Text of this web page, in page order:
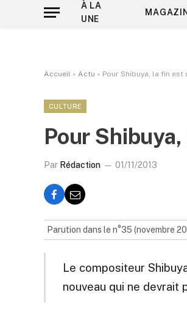
À LA
UNE
Accueil » Actu » Pour Shibuya, la fin est
CULTURE
Pour
Par Rédaction 01/11/2013
Parution dans le n°35 (novembre
Le compositeur
nouveau qui ne devrait